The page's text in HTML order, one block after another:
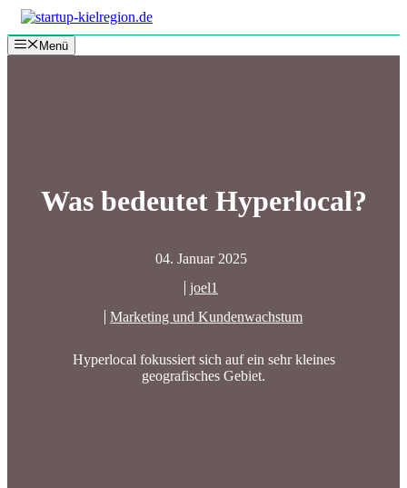
Zum
Inhalt
springenMenü
Was bedeutet Hyperlocal?
04. Januar 2025
joel1
Marketing und Kundenwachstum
Hyperlocal fokussiert sich auf ein sehr kleines
geografisches Gebiet.